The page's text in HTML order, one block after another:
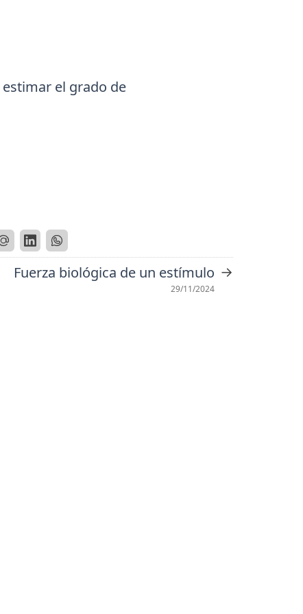
el grado de
Fuerza biológica de un estímulo
29/11/2024
→